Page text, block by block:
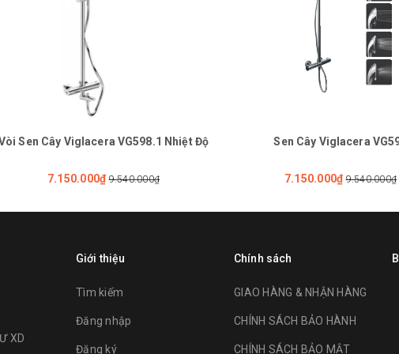
Sen Cây Viglacera VG598.1 Nhiệt Độ
7.150.000₫ 9.540.000₫
Sen Cây Viglacera
7.150.000₫ 9.540.000₫
XD
Giới thiệu
Tìm kiếm
Đăng nhập
Đăng ký
Chính sách
GIAO HÀNG & NHẬN HÀNG
CHÍNH SÁCH BẢO HÀNH
CHÍNH SÁCH BẢO MẬT